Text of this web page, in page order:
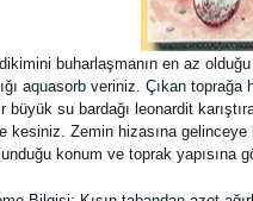
buharlaşmanın en az
aquasorb veriniz. Çıkan
su bardağı leonardit
kesiniz. Zemin hizasına
konum ve toprak yapısına